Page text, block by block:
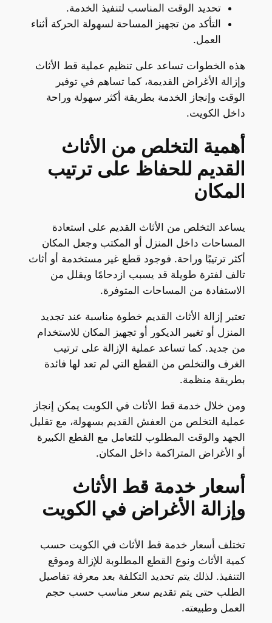
تحديد الوقت المناسب لتنفيذ الخدمة.
التأكد من تجهيز المساحة لسهولة الحركة أثناء
العمل.
هذه الخطوات تساعد على تنظيم عملية قط الأثاث
وإزالة الأغراض القديمة، كما تساهم في توفير
الوقت وإنجاز الخدمة بطريقة أكثر سهولة وراحة
داخل الكويت.
أهمية التخلص من الأثاث
القديم للحفاظ على ترتيب
المكان
يساعد التخلص من الأثاث القديم على استعادة
المساحات داخل المنزل أو المكتب وجعل المكان
أكثر ترتيبًا وراحة. فوجود قطع غير مستخدمة أو أثاث
تالف لفترة طويلة قد يسبب ازدحامًا ويقلل من
الاستفادة من المساحات المتوفرة.
تعتبر إزالة الأثاث القديم خطوة مناسبة عند تجديد
المنزل أو تغيير الديكور أو تجهيز المكان للاستخدام
من جديد. كما تساعد عملية الإزالة على ترتيب
الغرف والتخلص من القطع التي لم تعد لها فائدة
بطريقة منظمة.
ومن خلال خدمة قط الأثاث في الكويت يمكن إنجاز
عملية التخلص من العفش القديم بسهولة، مع تقليل
الجهد والوقت المطلوب للتعامل مع القطع الكبيرة
أو الأغراض المتراكمة داخل المكان.
أسعار خدمة قط الأثاث
وإزالة الأغراض في الكويت
تختلف أسعار خدمة قط الأثاث في الكويت حسب
كمية الأثاث ونوع القطع المطلوبة للإزالة وموقع
التنفيذ. لذلك يتم تحديد التكلفة بعد معرفة تفاصيل
الطلب حتى يتم تقديم سعر مناسب حسب حجم
العمل وطبيعته.